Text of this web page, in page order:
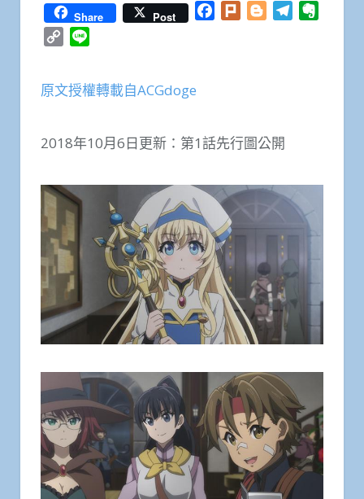
Share Post Facebook
Plurk BloggerTelegram
Copy
原文授權轉載自ACGdoge
2018年10月6日更新：第1話先行圖公開